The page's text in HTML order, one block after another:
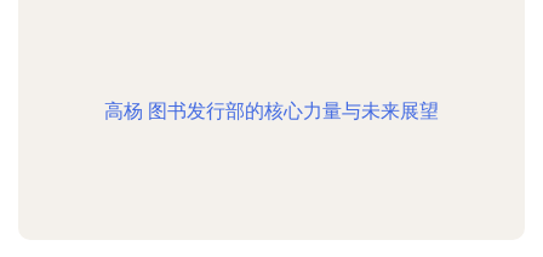
高杨 图书发行部的核心力量与未来展望